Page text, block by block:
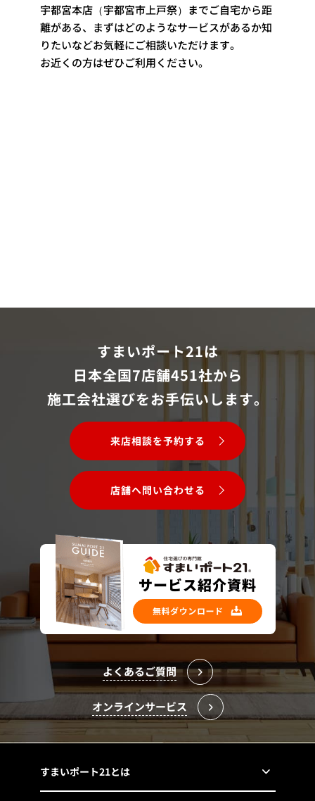
宇都宮本店（宇都宮市上戸祭）までご自宅から距
離がある、まずはどのようなサービスがあるか知
りたいなどお気軽にご相談いただけます。
お近くの方はぜひご利用ください。
すまいポート21は
日本全国7店舗451社から
施工会社選びをお手伝いします。
来店相談を予約する
店舗へ問い合わせる
よくあるご質問
オンラインサービス
すまいポート21とは